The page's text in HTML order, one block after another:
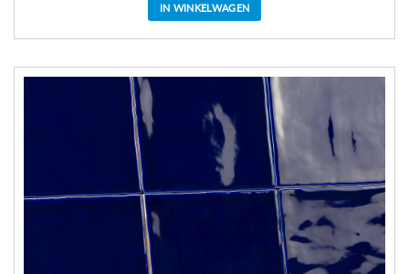
IN WINKELWAGEN